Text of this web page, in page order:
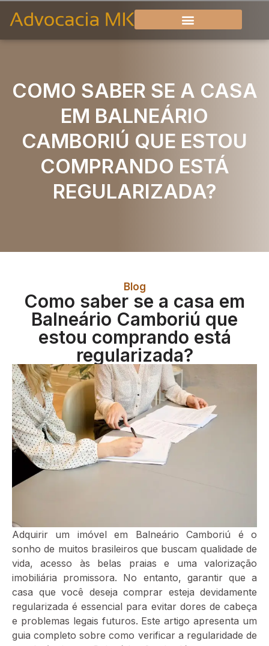
COMO SABER SE A CASA
EM BALNEÁRIO
CAMBORIÚ QUE ESTOU
COMPRANDO ESTÁ
REGULARIZADA?
Blog
Como saber se a casa em
Balneário Camboriú que
estou comprando está
regularizada?
Adquirir um imóvel em Balneário Camboriú é o
sonho de muitos brasileiros que buscam qualidade de
vida, acesso às belas praias e uma valorização
imobiliária promissora. No entanto, garantir que a
casa que você deseja comprar esteja devidamente
regularizada é essencial para evitar dores de cabeça
e problemas legais futuros. Este artigo apresenta um
guia completo sobre como verificar a regularidade de